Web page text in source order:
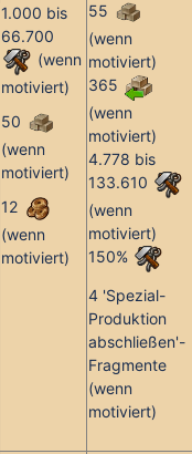
1.000 bis
66.700
(wenn
motiviert)
50
(wenn
motiviert)
12
(wenn
motiviert)
55
(wenn
motiviert)
365
(wenn
motiviert)
4.778 bis
133.610
(wenn
motiviert)
150%
4 'Spezial-
Produktion
abschließen'-
Fragmente
(wenn
motiviert)